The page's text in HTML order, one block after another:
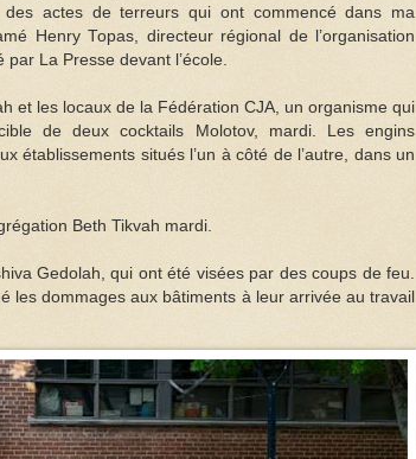
des actes de terreurs qui ont commencé dans ma
Henry Topas, directeur régional de l’organisation
La Presse devant l’école.
et les locaux de la Fédération CJA, un organisme qui
de deux cocktails Molotov, mardi. Les engins
établissements situés l’un à côté de l’autre, dans un
Beth Tikvah mardi.
Gedolah, qui ont été visées par des coups de feu.
les dommages aux bâtiments à leur arrivée au travail